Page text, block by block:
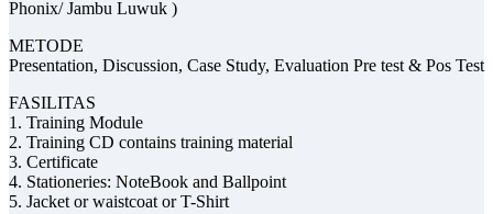
Phonix/ Jambu Luwuk )
METODE
Presentation, Discussion, Case Study, Evaluation Pre test & Pos Test
FASILITAS
1. Training Module
2. Training CD contains training material
3. Certificate
4. Stationeries: NoteBook and Ballpoint
5. Jacket or waistcoat or T-Shirt